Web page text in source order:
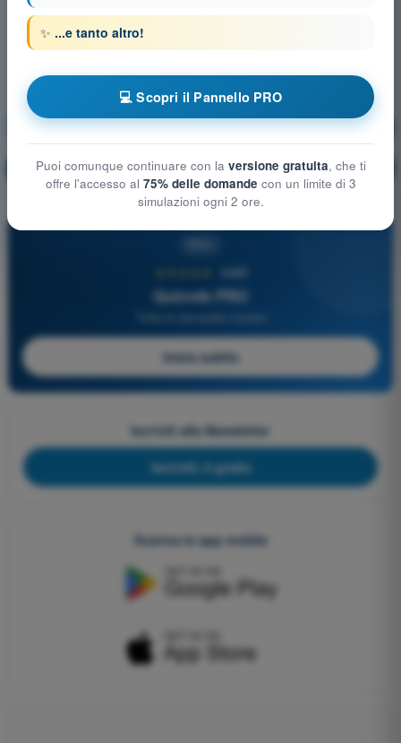
Procedure operative Allenamento!
🔒 PRO Spiegazione domanda
4,6/5
Quizvds PRO
Inizia subito
Iscriviti alla Newsletter
Iscriviti, è gratis
Scarica le app mobile
✨ ...e tanto altro!
💻 Scopri il Pannello PRO
Puoi comunque continuare con la versione gratuita, che ti
offre l'accesso al 75% delle domande con un limite di 3
simulazioni ogni 2 ore.